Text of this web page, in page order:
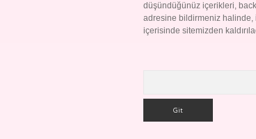
düşündüğünüz içerikleri,
adresine bildirmeniz halinde,
içerisinde sitemizden